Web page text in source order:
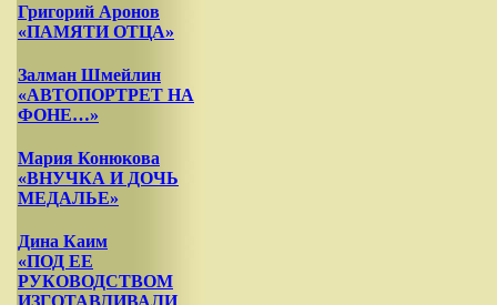
Григорий Аронов
«ПАМЯТИ ОТЦА»
Залман Шмейлин
«АВТОПОРТРЕТ НА
ФОНЕ…»
Мария Конюкова
«ВНУЧКА И ДОЧЬ
МЕДАЛЬЕ»
Дина Каим
«ПОД ЕЕ
РУКОВОДСТВОМ